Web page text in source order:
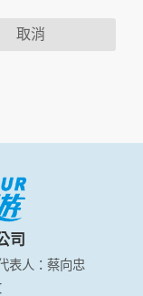
開個人資料的行
使用時間等。
包括您使用連線
瀏覽及點選資料記
記錄為內部應
內容進行統計與
除供內部研究
取消
司
表人：蔡向忠